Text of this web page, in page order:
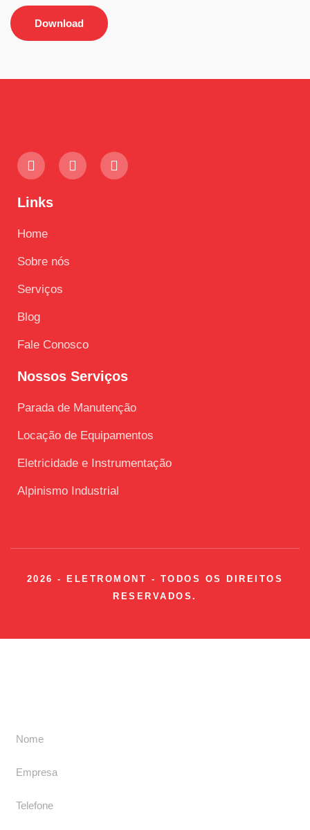
Download
Links
Home
Sobre nós
Serviços
Blog
Fale Conosco
Nossos Serviços
Parada de Manutenção
Locação de Equipamentos
Eletricidade e Instrumentação
Alpinismo Industrial
2026 - ELETROMONT - TODOS OS DIREITOS
RESERVADOS.